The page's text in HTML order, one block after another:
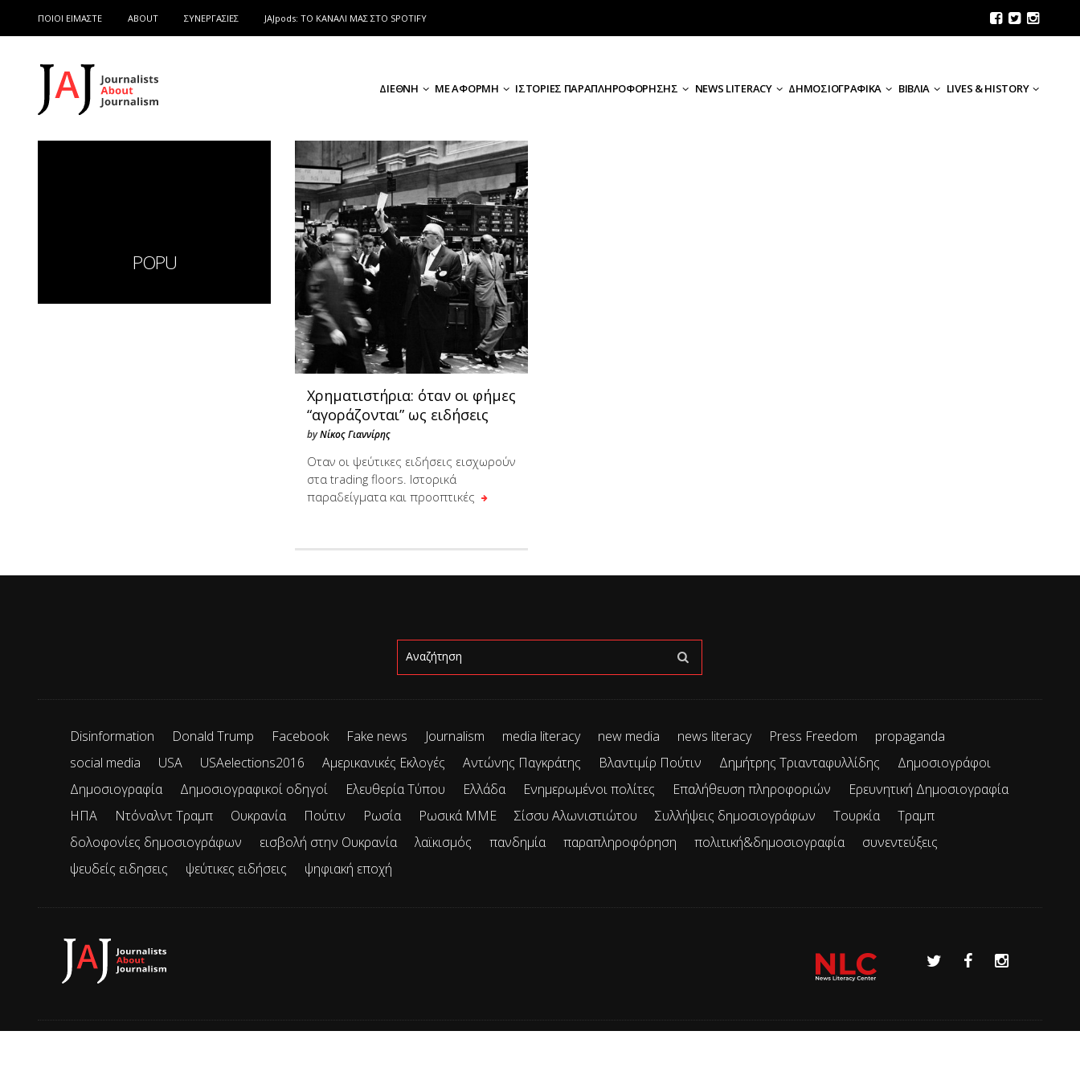
ΠΟΙΟΙ ΕΙΜΑΣΤΕ ABOUT ΣΥΝΕΡΓΑΣΙΕΣ JAJpods: TO ΚΑΝΑΛΙ ΜΑΣ ΣΤΟ SPOTIFY
ΔΙΕΘΝΗ ΜΕ ΑΦΟΡΜΗ ΙΣΤΟΡΙΕΣ ΠΑΡΑΠΛΗΡΟΦΟΡΗΣΗΣ NEWS LITERACY ΔΗΜΟΣΙΟΓΡΑΦΙΚΑ ΒΙΒΛΙΑ LIVES & HISTORY
POPU
Χρηματιστήρια: όταν οι φήμες
“αγοράζονται” ως ειδήσεις
byΝίκος Γιαννίρης
Οταν οι ψεύτικες ειδήσεις εισχωρούν
στα trading floors. Ιστορικά
παραδείγματα και προοπτικές
Disinformation Donald Trump Facebook Fake news Journalism media literacy new media news literacy Press Freedom
propaganda
social media
USA USAelections2016 Αμερικανικές Εκλογές Αντώνης Παγκράτης Βλαντιμίρ Πούτιν Δημήτρης Τριανταφυλλίδης
Δημοσιογράφοι
Δημοσιογραφία
Δημοσιογραφικοί οδηγοί Ελευθερία Τύπου Ελλάδα Ενημερωμένοι πολίτες Επαλήθευση πληροφοριών
Ερευνητική Δημοσιογραφία
ΗΠΑ
Ντόναλντ Τραμπ Ουκρανία Πούτιν Ρωσία Ρωσικά ΜΜΕ Σίσσυ Αλωνιστιώτου Συλλήψεις δημοσιογράφων Τουρκία
Τραμπ
δολοφονίες δημοσιογράφων
εισβολή στην Ουκρανία λαϊκισμός πανδημία παραπληροφόρηση πολιτική&δημοσιογραφία
συνεντεύξεις
ψευδείς ειδησεις
ψεύτικες ειδήσεις ψηφιακή εποχή